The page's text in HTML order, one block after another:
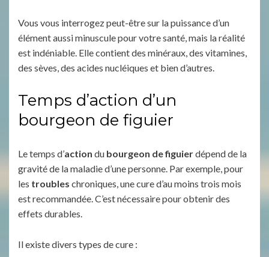
Vous vous interrogez peut-être sur la puissance d’un
élément aussi minuscule pour votre santé, mais la réalité
est indéniable. Elle contient des minéraux, des vitamines,
des sèves, des acides nucléiques et bien d’autres.
Temps d’action d’un
bourgeon de figuier
Le temps d’action du bourgeon de figuierdépend de la
gravité de la maladie d’une personne. Par exemple, pour
les troubles chroniques, une cure d’au moins trois mois
est recommandée. C’est nécessaire pour obtenir des
effets durables.
Il existe divers types de cure :